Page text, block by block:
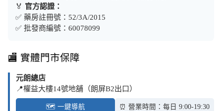
🏅 官方認證：
✅ 藥房註冊號：52/3A/2015
✅ 批發商編號：60078099
🏬 實體門市保障
元朗總店
📍權益大樓14號地舖（朗屏B2出口）
🗺️ 一鍵導航 ⏰ 營業時間：每日 9:00-19:30